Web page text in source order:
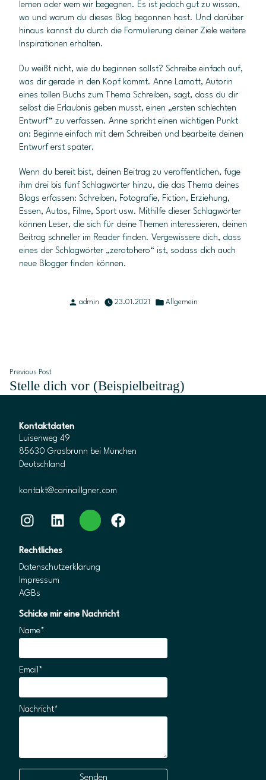
lernen oder wem wir begegnen. Es ist jedoch gut zu wissen,
wo und warum du dieses Blog begonnen hast. Und darüber
hinaus kannst du durch die Formulierung deiner Ziele weitere
Inspirationen erhalten.
Du weißt nicht, wie du beginnen sollst? Schreibe einfach auf,
was dir gerade in den Kopf kommt. Anne Lamott, Autorin
eines tollen Buchs zum Thema Schreiben, sagt, dass du dir
selbst die Erlaubnis geben musst, einen „ersten schlechten
Entwurf“ zu verfassen. Anne spricht einen wichtigen Punkt
an: Beginne einfach mit dem Schreiben und bearbeite deinen
Entwurf erst später.
Wenn du bereit bist, deinen Beitrag zu veröffentlichen, füge
ihm drei bis fünf Schlagwörter hinzu, die das Thema deines
Blogs erfassen: Schreiben, Fotografie, Fiction, Erziehung,
Essen, Autos, Filme, Sport usw. Mithilfe dieser Schlagwörter
können Leser, die sich für deine Themen interessieren, deinen
Beitrag schneller im Reader finden. Vergewissere dich, dass
eines der Schlagwörter „zerotohero“ ist, sodass dich auch
neue Blogger finden können.
Posted
admin 23.01.2021
Posted
Allgemein
Beitragsnavigation
Previous PostPrevious
post:
Stelle dich vor (Beispielbeitrag)
Kontaktdaten
Luisenweg 49
85630 Grasbrunn bei München
Deutschland
kontakt@carinaillgner.com
InstagramLinkedIn WhatsAppFacebook
Rechtliches
Datenschutzerklärung
Impressum
AGBs
Schicke mir eine Nachricht
Name*
Email*
Nachricht*